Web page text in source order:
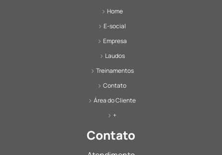
Home
E-social
Empresa
Laudos
Treinamentos
Contato
Área do Cliente
+
Contato